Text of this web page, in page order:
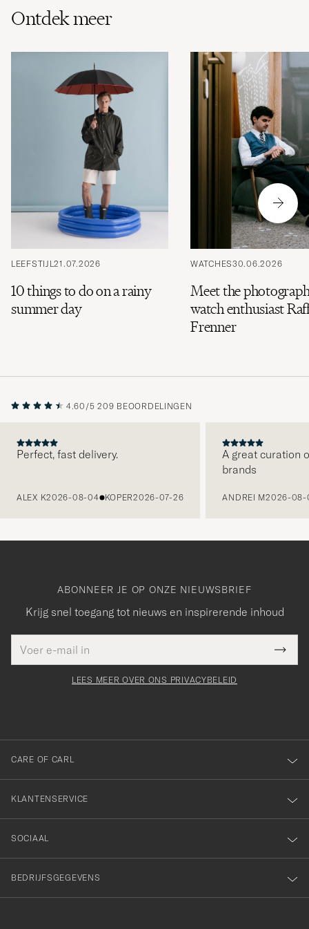
een
voor
jou
selectie.
Ontdek meer
LEEFSTIJL21.07.2026
10 things to do on a rainy
summer day
WATCHES30.06.2026
Meet the
watch enthusiast
Frenner
4.60/5 209 BEOORDELINGEN
Perfect, fast delivery.
ALEX K2026-08-04 KOPER2026-07-26
A great curation
brands
ANDREI M2026-08-
ABONNEER JE OP ONZE NIEUWSBRIEF
Krijg snel toegang tot nieuws en inspirerende inhoud
mailadres
veldBedankt
voor
onze
nieuwsbrief!
LEES MEER OVER ONS PRIVACYBELEID
CARE OF CARL
KLANTENSERVICE
SOCIAAL
BEDRIJFSGEGEVENS